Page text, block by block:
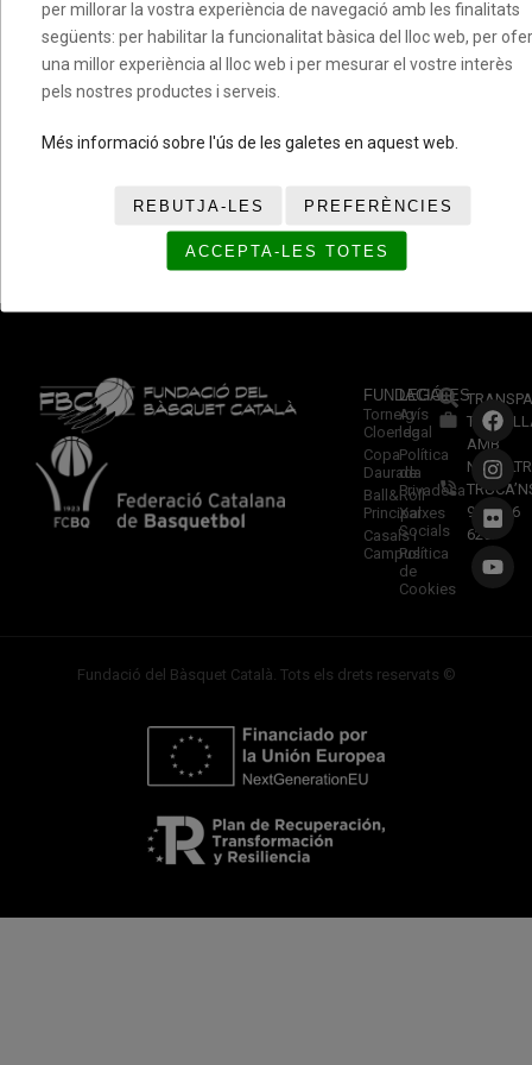
11. Web
FUNDACIÓ
Torneig
Cloenda
Copa
Daurada
Ball&Roll
Principal
Casals i
Campus
LEGALES
Avís
legal
Política
de
Privadesa
Xarxes
Socials
Política
de
Cookies
AMB
933 966
620
Fundació del Bàsquet Català. Tots els drets reservats ©
per millorar la vostra experiència de navegació amb les finalitats
següents: per habilitar la funcionalitat bàsica del lloc web, per
una millor experiència al lloc web i per mesurar el vostre interès
pels nostres productes i serveis.
Més informació sobre l'ús de les galetes en aquest web.
REBUTJA-LES PREFERÈNCIES
ACCEPTA-LES TOTES